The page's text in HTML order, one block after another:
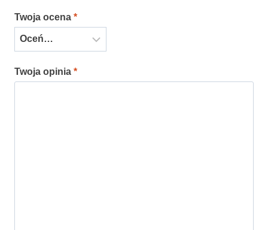
Twoja ocena *
Twoja opinia *